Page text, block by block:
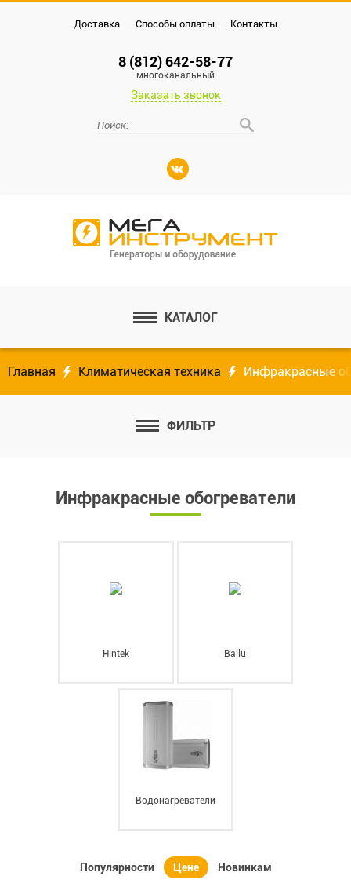
Доставка Способы оплаты Контакты
8 (812) 642-58-77
многоканальный
Заказать звонок
КАТАЛОГ
Главная Климатическая техника Инфракрасные
ФИЛЬТР
Инфракрасные обогреватели
Hintek Ballu
Водонагреватели
Популярности Цене Новинкам